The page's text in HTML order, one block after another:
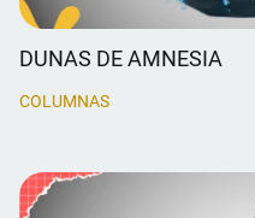
DUNAS DE AMNESIA
COLUMNAS